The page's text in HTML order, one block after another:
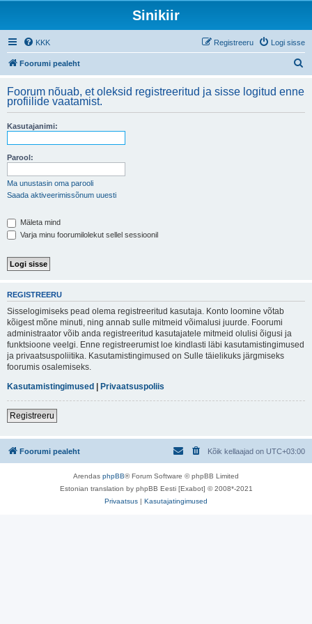
Sinikiir
KKK Logi sisse
Registreeru
Foorumi pealeht
i
Foorum nõuab, et oleksid registreeritud ja sisse logitud enne
profiilide vaatamist.
Kasutajanimi:
Parool:
Ma unustasin oma parooli
Saada aktiveerimissõnum uuesti
Mäleta mind
Varja minu foorumilolekut sellel sessioonil
REGISTREERU
Sisselogimiseks pead olema registreeritud kasutaja. Konto loomine võtab
kõigest mõne minuti, ning annab sulle mitmeid võimalusi juurde. Foorumi
administraator võib anda registreeritud kasutajatele mitmeid olulisi õigusi ja
funktsioone veelgi. Enne registreerumist loe kindlasti läbi kasutamistingimused
ja privaatsuspoliitika. Kasutamistingimused on Sulle täielikuks järgmiseks
foorumis osalemiseks.
Kasutamistingimused | Privaatsuspoliis
Registreeru
Foorumi pealeht Kõik kellaajad on UTC+03:00
Arendas phpBB® Forum Software © phpBB Limited
Estonian translation by phpBB Eesti [Exabot] © 2008*-2021
Privaatsus | Kasutajatingimused